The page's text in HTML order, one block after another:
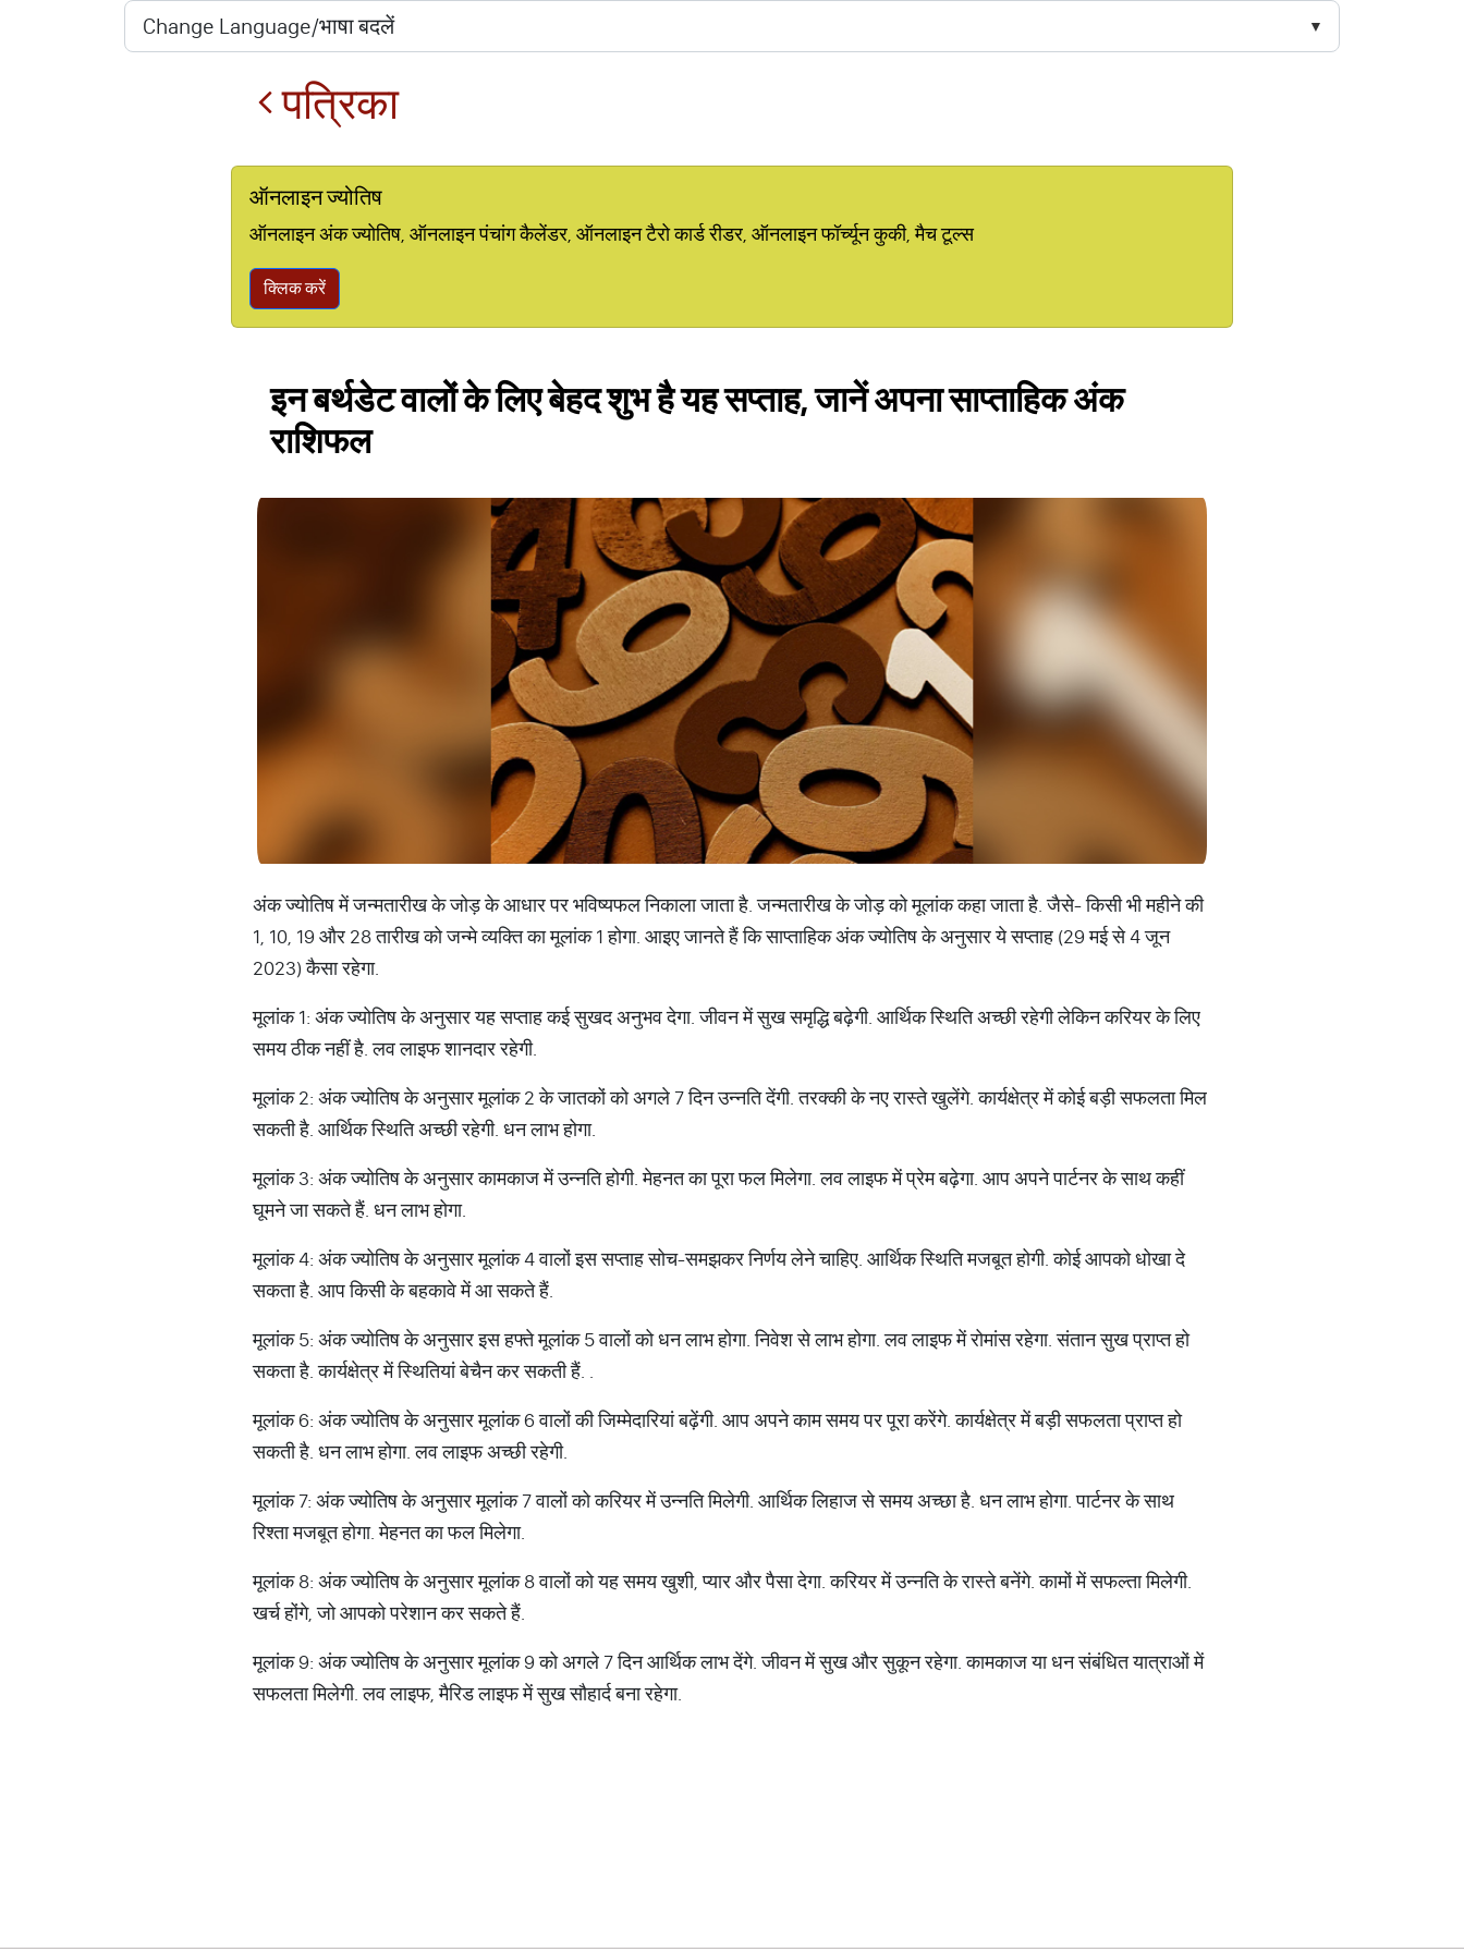
पत्रिका
ऑनलाइन ज्योतिष
ऑनलाइन अंक ज्योतिष, ऑनलाइन पंचांग कैलेंडर, ऑनलाइन टैरो कार्ड रीडर, ऑनलाइन फॉर्च्यून कुकी, मैच टूल्स
क्लिक करें
इन बर्थडेट वालों के लिए बेहद शुभ है यह सप्‍ताह, जानें अपना साप्‍ताहिक अंक
राशिफल
अंक ज्‍योतिष में जन्‍मतारीख के जोड़ के आधार पर भविष्‍यफल निकाला जाता है. जन्‍मतारीख के जोड़ को मूलांक कहा जाता है. जैसे- किसी भी महीने की
1, 10, 19 और 28 तारीख को जन्‍मे व्‍यक्ति का मूलांक 1 होगा. आइए जानते हैं कि साप्‍ताहिक अंक ज्‍योतिष के अनुसार ये सप्‍ताह (29 मई से 4 जून
2023) कैसा रहेगा.
मूलांक 1: अंक ज्‍योतिष के अनुसार यह सप्‍ताह कई सुखद अनुभव देगा. जीवन में सुख समृद्धि बढ़ेगी. आर्थिक स्थिति अच्‍छी रहेगी लेकिन करियर के लिए
समय ठीक नहीं है. लव लाइफ शानदार रहेगी.
मूलांक 2: अंक ज्‍योतिष के अनुसार मूलांक 2 के जातकों को अगले 7 दिन उन्‍नति देंगी. तरक्‍की के नए रास्‍ते खुलेंगे. कार्यक्षेत्र में कोई बड़ी सफलता मिल
सकती है. आर्थिक स्थिति अच्‍छी रहेगी. धन लाभ होगा.
मूलांक 3: अंक ज्‍योतिष के अनुसार कामकाज में उन्‍नति होगी. मेहनत का पूरा फल मिलेगा. लव लाइफ में प्रेम बढ़ेगा. आप अपने पार्टनर के साथ कहीं
घूमने जा सकते हैं. धन लाभ होगा.
मूलांक 4: अंक ज्‍योतिष के अनुसार मूलांक 4 वालों इस सप्‍ताह सोच-समझकर निर्णय लेने चाहिए. आर्थिक स्थिति मजबूत होगी. कोई आपको धोखा दे
सकता है. आप किसी के बहकावे में आ सकते हैं.
मूलांक 5: अंक ज्‍योतिष के अनुसार इस हफ्ते मूलांक 5 वालों को धन लाभ होगा. निवेश से लाभ होगा. लव लाइफ में रोमांस रहेगा. संतान सुख प्राप्‍त हो
सकता है. कार्यक्षेत्र में स्थितियां बेचैन कर सकती हैं. .
मूलांक 6: अंक ज्‍योतिष के अनुसार मूलांक 6 वालों की जिम्‍मेदारियां बढ़ेंगी. आप अपने काम समय पर पूरा करेंगे. कार्यक्षेत्र में बड़ी सफलता प्राप्‍त हो
सकती है. धन लाभ होगा. लव लाइफ अच्‍छी रहेगी.
मूलांक 7: अंक ज्‍योतिष के अनुसार मूलांक 7 वालों को करियर में उन्‍नति मिलेगी. आर्थिक लिहाज से समय अच्‍छा है. धन लाभ होगा. पार्टनर के साथ
रिश्‍ता मजबूत होगा. मेहनत का फल मिलेगा.
मूलांक 8: अंक ज्‍योतिष के अनुसार मूलांक 8 वालों को यह समय खुशी, प्‍यार और पैसा देगा. करियर में उन्‍नति के रास्‍ते बनेंगे. कामों में सफल्‍ता मिलेगी.
खर्च होंगे, जो आपको परेशान कर सकते हैं.
मूलांक 9: अंक ज्‍योतिष के अनुसार मूलांक 9 को अगले 7 दिन आर्थिक लाभ देंगे. जीवन में सुख और सुकून रहेगा. कामकाज या धन संबंधित यात्राओं में
सफलता मिलेगी. लव लाइफ, मैरिड लाइफ में सुख सौहार्द बना रहेगा.